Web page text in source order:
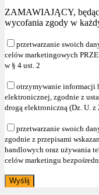
ZAMAWIAJĄCY,
wycofania zgody w
przetwarzanie swoich
celów marketingowych
w § 4 ust. 2
otrzymywanie informacji
elektronicznej, zgodnie z
drogą elektroniczną (Dz. U.
przetwarzanie swoich
zgodnie z przepisami
handlowych oraz używania
celów marketingu